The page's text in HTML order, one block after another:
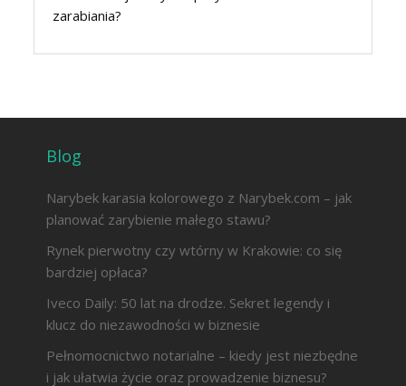
zarabiania?
Blog
Narybek karasia kolorowego z Narybek.com – jak
planować zarybienie małego stawu?
Rynek pierwotny czy wtórny w Krakowie: co się
bardziej opłaca?
Iveco Daily: 50 lat na drodze. Sekret legendy i
klucz do niezawodności w biznesie
Pełnomocnictwo notarialne – kiedy jest niezbędne
i jak ułatwia życie oraz prowadzenie biznesu?